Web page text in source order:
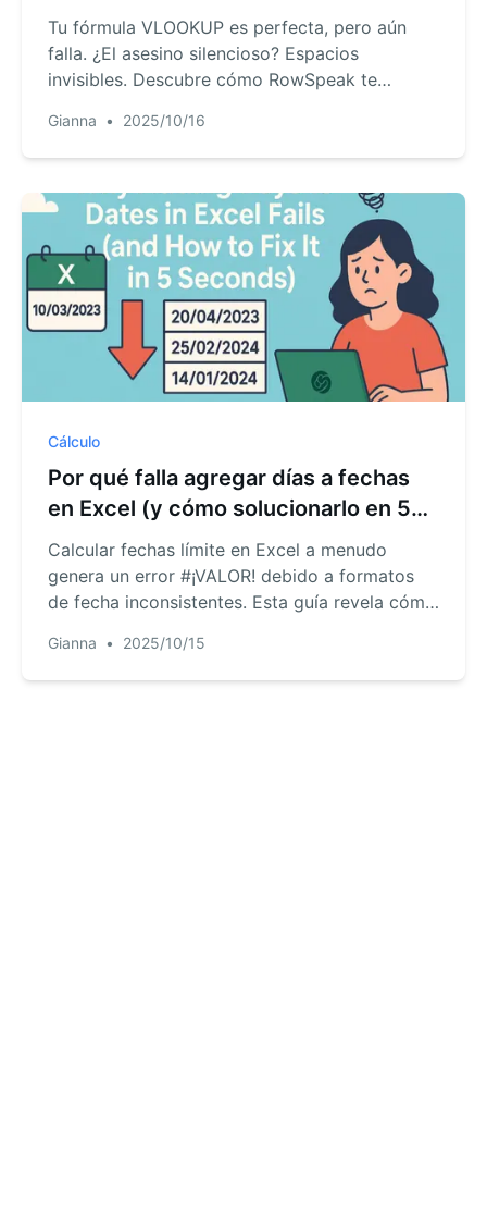
un comando
Tu fórmula VLOOKUP es perfecta, pero aún
falla. ¿El asesino silencioso? Espacios
invisibles. Descubre cómo RowSpeak te
una sola frase, haciendo que tus fórmulas
funcionen al instante y ahorrándote horas de
Gianna • 2025/10/16
Cálculo
Por qué falla agregar días a fechas
en Excel (y cómo solucionarlo en 5
segundos)
Calcular fechas límite en Excel a menudo
genera un error #¡VALOR! debido a formatos
de fecha inconsistentes. Esta guía revela cómo
un solo comando para limpiar, convertir y
calcular fechas al instante—sin más
Gianna • 2025/10/15